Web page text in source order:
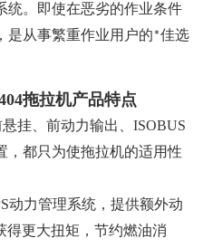
统。即使在恶劣的作业条件
是从事繁重作业用户的*佳选
拖拉机产品特点
挂、前动力输出、ISOBUS
，都只为使拖拉机的适用性
动力管理系统，提供额外动
得更大扭矩，节约燃油消